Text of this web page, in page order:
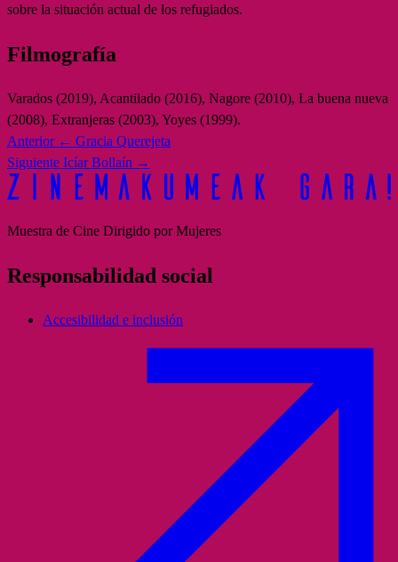
sobre la situación actual de los refugiados.
Filmografía
Varados (2019), Acantilado (2016), Nagore (2010), La buena nueva
(2008), Extranjeras (2003), Yoyes (1999).
Anterior ← Gracia Querejeta
Siguiente Icíar Bollaín →
Muestra de Cine Dirigido por Mujeres
Responsabilidad social
Accesibilidad e inclusión